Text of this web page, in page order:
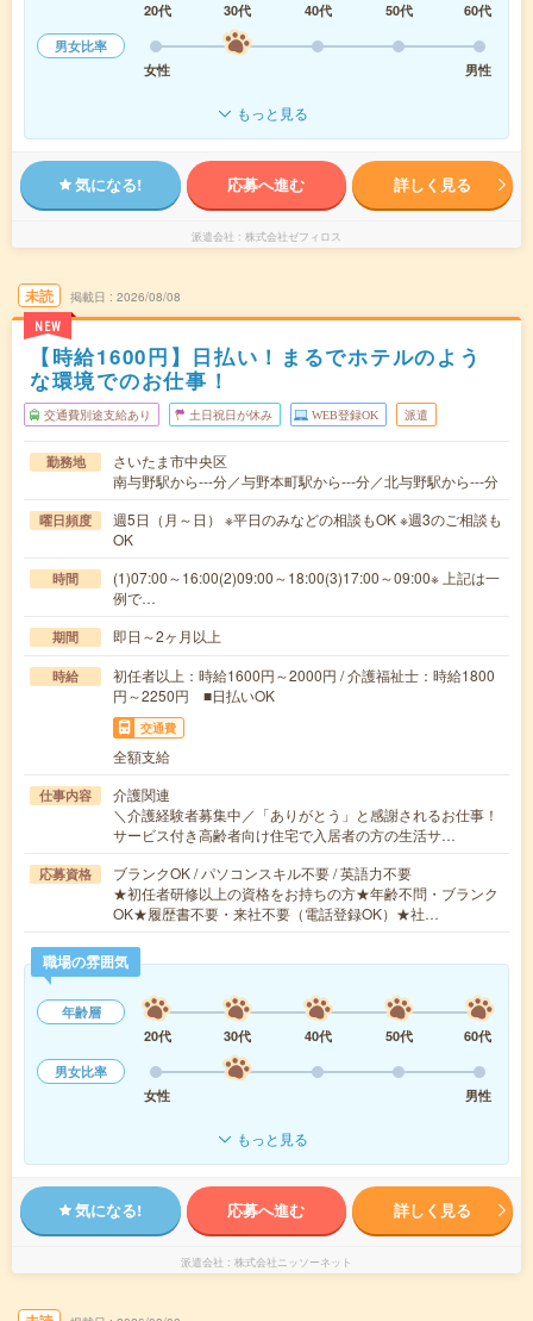
20代
30代 40代 50代
60代
男女比率
女性
男性
もっと見る
気になる! 応募へ進む 詳しく見る
派遣会社 株式会社ゼフィロス
未読
NEW
掲載日 2026/08/08
【時給1600円】日払い！まるでホテルのよう
な環境でのお仕事！
交通費別途支給あり 土日祝日が休み WEB登録OK 派遣
勤務地
さいたま市中央区
南与野駅から---分／与野本町駅から---分／北与野駅から---分
曜日頻度
週5日（月～日） ※平日のみなどの相談もOK ※週3のご相談も
OK
時間
(1)07:00～16:00(2)09:00～18:00(3)17:00～09:00※ 上記は一
例で…
期間 即日～2ヶ月以上
時給
初任者以上：時給1600円～2000円 / 介護福祉士：時給1800
円～2250円 ■日払いOK
交通費
全額支給
仕事内容
介護関連
＼介護経験者募集中／「ありがとう」と感謝されるお仕事！
サービス付き高齢者向け住宅で入居者の方の生活サ…
応募資格
ブランクOK / パソコンスキル不要 / 英語力不要
★初任者研修以上の資格をお持ちの方★年齢不問・ブランク
OK★履歴書不要・来社不要（電話登録OK）★社…
職場の雰囲気
年齢層
20代
30代 40代 50代
60代
男女比率
女性
男性
もっと見る
気になる! 応募へ進む 詳しく見る
派遣会社 株式会社ニッソーネット